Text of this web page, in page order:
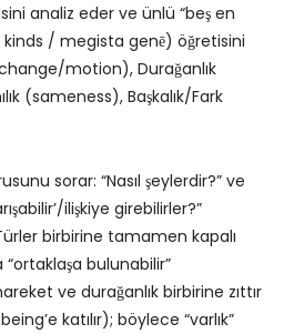
analiz eder ve ünlü “beş en
/ megista genē) öğretisini
motion), Durağanlık
(sameness), Başkalık/Fark
sorar: “Nasıl şeylerdir?” ve
ilişkiye girebilirler?”
birbirine tamamen kapalı
“ortaklaşa bulunabilir”
ve durağanlık birbirine zıttır
katılır); böylece “varlık”